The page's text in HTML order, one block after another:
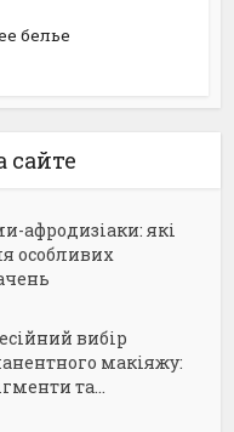
белье
сайте
афродизіаки: які
особливих
вибір
макіяжу:
та...